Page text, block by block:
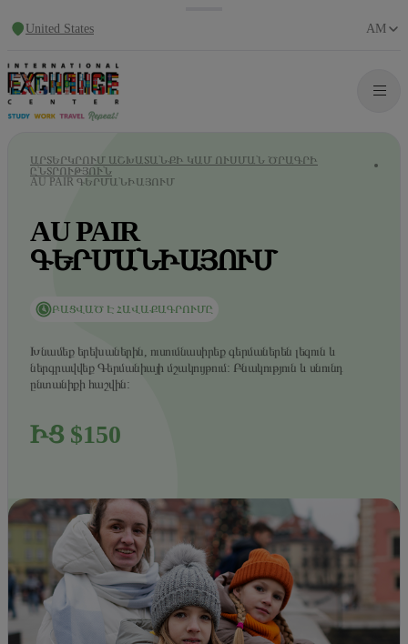
United States AM
ԱՐՏԵՐԿՐՈՒՄ ԱՇԽԱՏԱՆՔԻ ԿԱՄ ՈՒՍՄԱՆ ԾՐԱԳՐԻ
ԸՆՏՐՈՒԹՅՈՒՆ
AU PAIR ԳԵՐՄԱՆԻԱՅՈՒՄ
AU PAIR
ԳԵՐՄԱՆԻԱՅՈՒՄ
ԲԱՑՎԱԾ Է ՀԱՎԱՔԱԳՐՈՒՄԸ
Խնամեք երեխաներին, ուսումնասիրեք գերմաներեն լեզուն և
ներգրավվեք Գերմանիայի մշակույթում: Բնակություն և սնունդ
ընտանիքի հաշվին:
ԻՑ $150